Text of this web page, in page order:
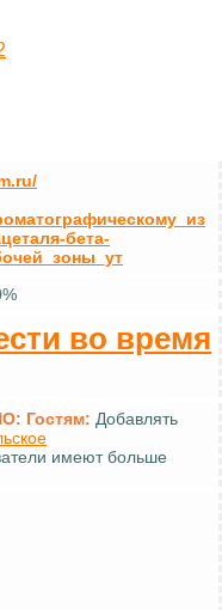
бета-
во время
Гостям: Добавлять
имеют больше